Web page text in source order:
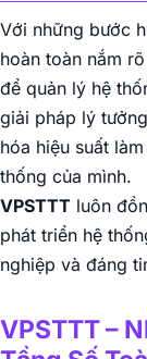
Với những bước
hoàn toàn nắm
để quản lý hệ
giải pháp lý
hóa hiệu suất
thống của mình.
VPSTTT luôn
phát triển hệ
nghiệp và đáng
VPSTTT –